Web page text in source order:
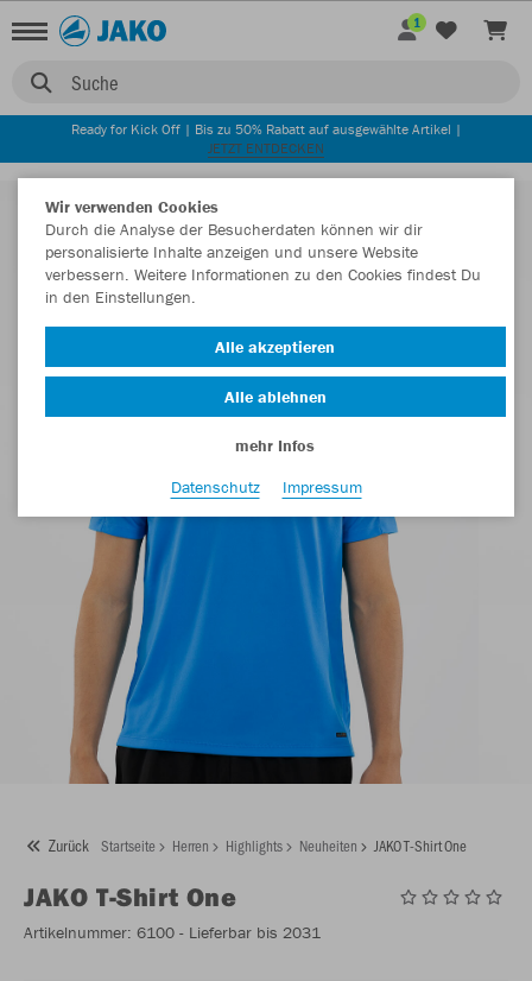
Suche
1
Ready for Kick Off | Bis zu 50% Rabatt auf ausgewählte Artikel |
JETZT ENTDECKEN
Zurück Startseite Herren Highlights Neuheiten JAKO T-Shirt One
JAKO T-Shirt One
Artikelnummer: 6100 - Lieferbar bis 2031
Wir verwenden Cookies
Durch die Analyse der Besucherdaten können wir dir
personalisierte Inhalte anzeigen und unsere Website
verbessern. Weitere Informationen zu den Cookies findest Du
in den Einstellungen.
Alle akzeptieren
Alle ablehnen
mehr Infos
Datenschutz
Impressum